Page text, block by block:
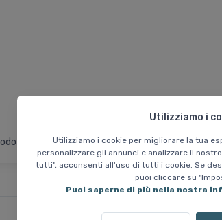
Utilizziamo i
Utilizziamo i cookie per migliorare la tua
personalizzare gli annunci e analizzare il
tutti", acconsenti all'uso di tutti i cookie. Se
puoi cliccare su
Puoi saperne di più nella nostra
permanente e non sarà più disponibile una